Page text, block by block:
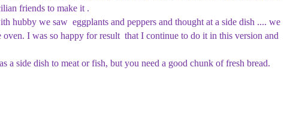
friends to make it .
hubby we saw eggplants and peppers and thought at a side dish .... we
I was so happy for result that I continue to do it in this version and
a side dish to meat or fish, but you need a good chunk of fresh bread.